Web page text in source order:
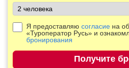
Я предоставляю согласие на
«Туроператор Русь» и
бронирования